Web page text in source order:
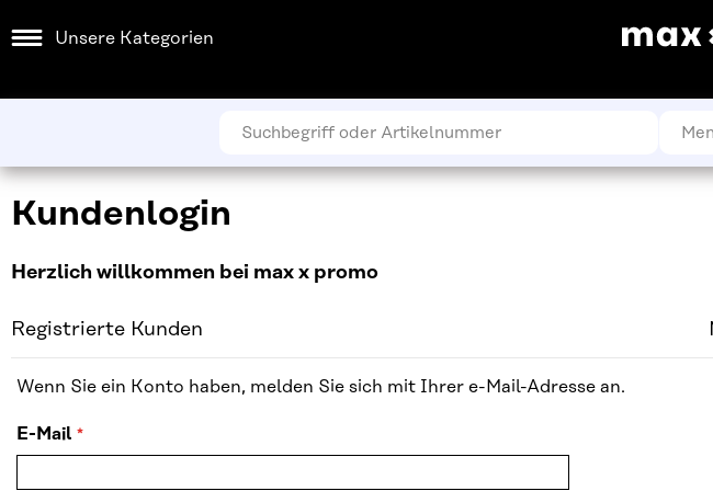
Unsere Kategorien
Kundenlogin
Herzlich willkommen bei max x promo
Registrierte Kunden
Wenn Sie ein Konto haben, melden Sie sich mit Ihrer e-Mail-Adresse an.
E-Mail